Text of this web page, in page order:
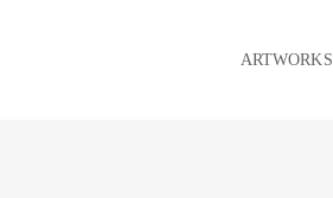
ARTWORKS